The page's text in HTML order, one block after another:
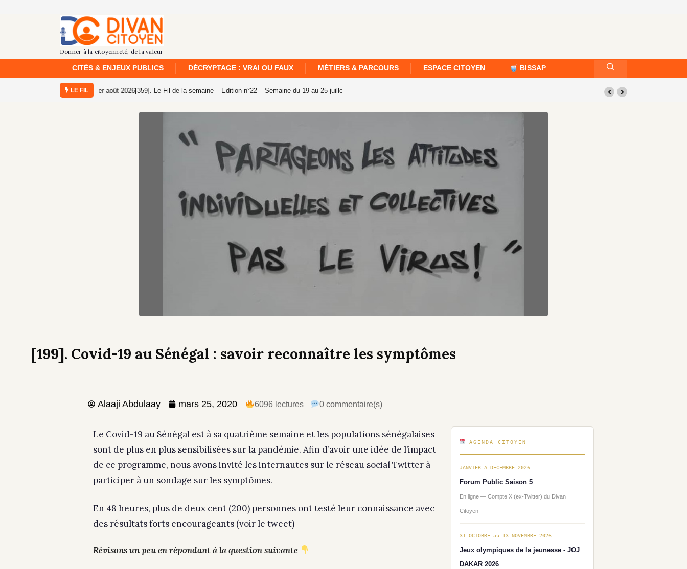
CITÉS & ENJEUX PUBLICS DÉCRYPTAGE : VRAI OU FAUX MÉTIERS & PARCOURS ESPACE CITOYEN BISSAP
LE FIL [359]. Le Fil de la semaine – Edition n°22 – Semaine du 19 au 25 juillet 2026
[199]. Covid-19 au Sénégal : savoir reconnaître les symptômes
Alaaji Abdulaay mars 25, 2020 6096 lectures 0 commentaire(s)
Le Covid-19 au Sénégal est à sa quatrième semaine et les populations sénégalaises
sont de plus en plus sensibilisées sur la pandémie. Afin d’avoir une idée de l’impact
de ce programme, nous avons invité les internautes sur le réseau social Twitter à
participer à un sondage sur les symptômes.
En 48 heures, plus de deux cent (200) personnes ont testé leur connaissance avec
des résultats forts encourageants (voir le tweet)
Révisons un peu en répondant à la question suivante
AGENDA CITOYEN
JANVIER A DECEMBRE 2026
Forum Public Saison 5
En ligne — Compte X (ex-Twitter) du Divan
Citoyen
31 OCTOBRE au 13 NOVEMBRE 2026
Jeux olympiques de la jeunesse - JOJ
DAKAR 2026